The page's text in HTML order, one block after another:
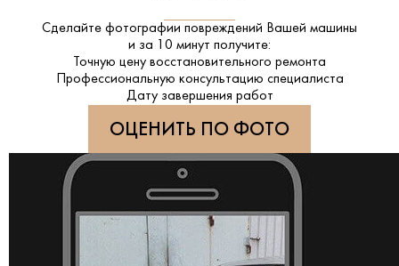
Сделайте фотографии повреждений Вашей машины
и за 10 минут получите:
Точную цену восстановительного ремонта
Профессиональную консультацию специалиста
Дату завершения работ
ОЦЕНИТЬ ПО ФОТО